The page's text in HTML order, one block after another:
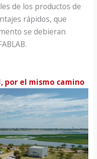
de los productos de
rápidos, que
se debieran
por el mismo camino